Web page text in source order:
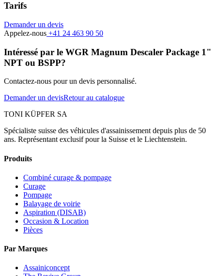
Tarifs
Demander un devis
Appelez-nous +41 24 463 90 50
Intéressé par le WGR Magnum Descaler Package 1"
NPT ou BSPP?
Contactez-nous pour un devis personnalisé.
Demander un devisRetour au catalogue
TONI KÜPFER SA
Spécialiste suisse des véhicules d'assainissement depuis plus de 50
ans. Représentant exclusif pour la Suisse et le Liechtenstein.
Produits
Combiné curage & pompage
Curage
Pompage
Balayage de voirie
Aspiration (DISAB)
Occasion & Location
Pièces
Par Marques
Assainiconcept